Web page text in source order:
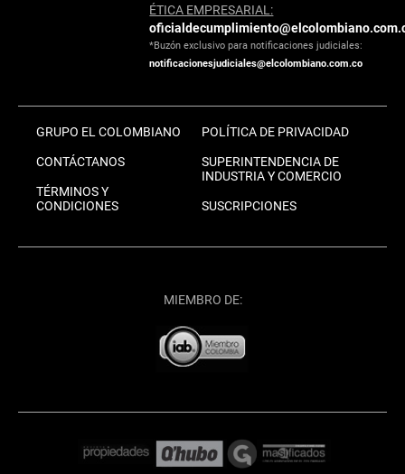
ÉTICA EMPRESARIAL:
*Buzón exclusivo para notificaciones judiciales:
notificacionesjudiciales@elcolombiano.com.co
GRUPO EL COLOMBIANO
CONTÁCTANOS
TÉRMINOS Y
CONDICIONES
POLÍTICA DE PRIVACIDAD
SUPERINTENDENCIA DE
INDUSTRIA Y COMERCIO
SUSCRIPCIONES
MIEMBRO DE: